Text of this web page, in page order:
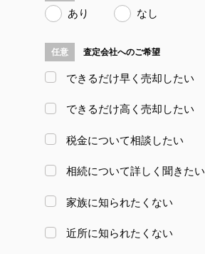
あり なし
査定会社へのご希望
できるだけ早く売却したい
できるだけ高く売却したい
税金について相談したい
相続について詳しく聞きたい
家族に知られたくない
近所に知られたくない